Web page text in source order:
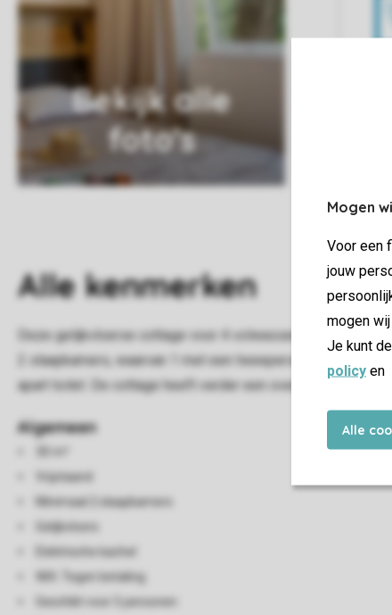
Mogen
Voor een
jouw
mogen
Je kunt
policy en
Alle
Bekijk alle
foto's
Allekenmerken
Deze gelijkvloerse cottage voor 4 volwassenen en 1 kind
2 slaapkamers, waarvan 1 met een tweepersoonsbed en
apart toilet. De cottage heeft verder een overdekt terras
Algemeen
Vrijstaand
Minimaal 2 slaapkamers
Gelijkvloers
Elektrische kachel
Wifi: Tegen betaling
Geschikt voor 5 personen